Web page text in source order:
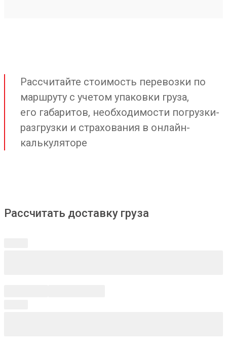
Рассчитайте стоимость перевозки по
маршруту с учетом упаковки груза,
его габаритов, необходимости погрузки-
разгрузки и страхования в онлайн-
калькуляторе
Рассчитать доставку груза